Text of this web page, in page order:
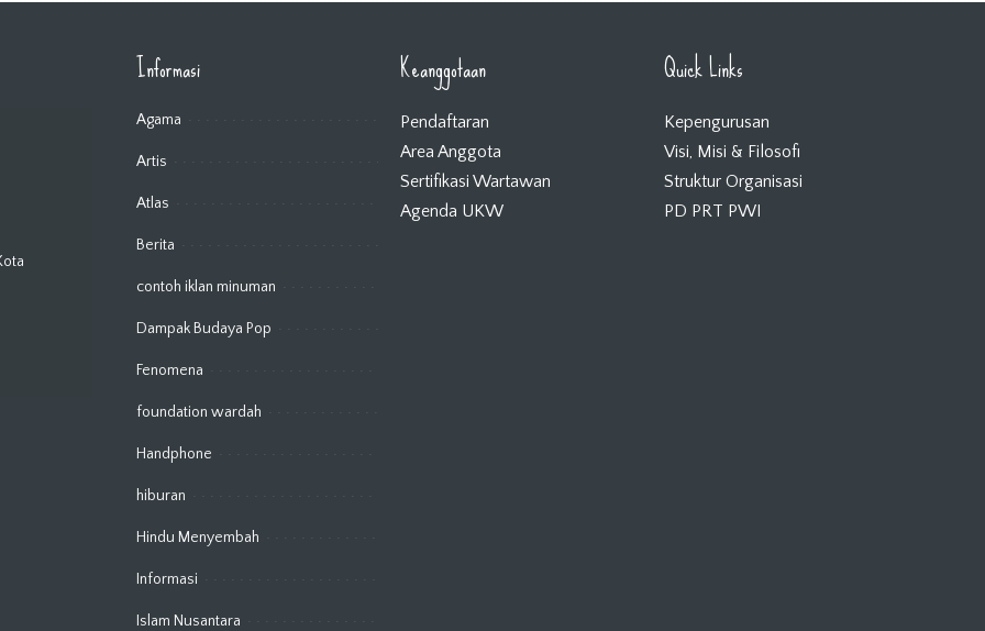
Informasi
Agama
Artis
Atlas
Berita
contoh iklan minuman
Dampak Budaya Pop
Fenomena
foundation wardah
Handphone
hiburan
Hindu Menyembah
Informasi
Islam Nusantara
Keanggotaan
Pendaftaran
Area Anggota
Sertifikasi Wartawan
Agenda UKW
Quick Links
Kepengurusan
Visi, Misi & Filosofi
Struktur Organisasi
PD PRT PWI